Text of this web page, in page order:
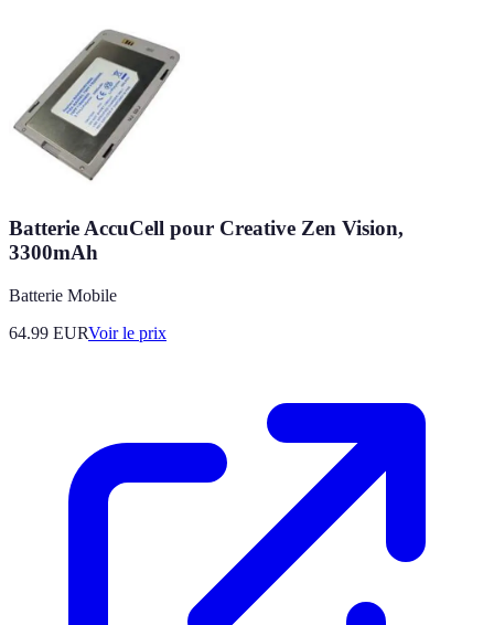
Batterie AccuCell pour Creative Zen Vision,
3300mAh
Batterie Mobile
64.99 EURVoir le prix